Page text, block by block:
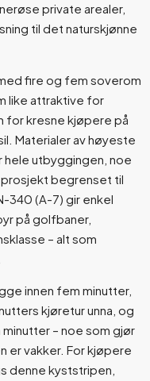
private arealer,
til det naturskjønne
fire og fem soverom
like attraktive for
for kresne kjøpere på
Materialer av høyeste
utbyggingen, noe
begrenset til
340 (A-7) gir enkel
på golfbaner,
– alt som
innen fem minutter,
kjøretur unna, og
– noe som gjør
er vakker. For kjøpere
denne kyststripen,